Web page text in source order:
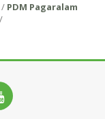
/ PDM Pagaralam
/